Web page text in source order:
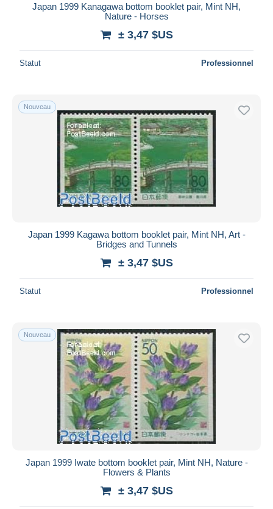
Japan 1999 Kanagawa bottom booklet pair, Mint NH,
Nature - Horses
± 3,47 $US
Statut Professionnel
Nouveau
Japan 1999 Kagawa bottom booklet pair, Mint NH, Art -
Bridges and Tunnels
± 3,47 $US
Statut Professionnel
Nouveau
Japan 1999 Iwate bottom booklet pair, Mint NH, Nature -
Flowers & Plants
± 3,47 $US